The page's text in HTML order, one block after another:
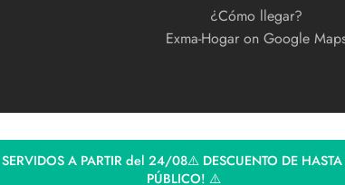
A PARTIR del 24/08⚠️ DESCUENTO DE HASTA
PÚBLICO! ⚠️
¿Cómo llegar?
Exma-Hogar on Google